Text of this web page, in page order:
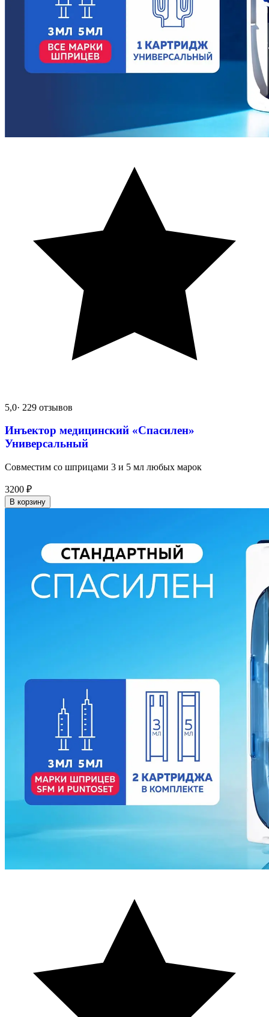
5,0· 229 отзывов
Инъектор медицинский «Спасилен»
Универсальный
Совместим со шприцами 3 и 5 мл любых марок
3200 ₽
В корзину